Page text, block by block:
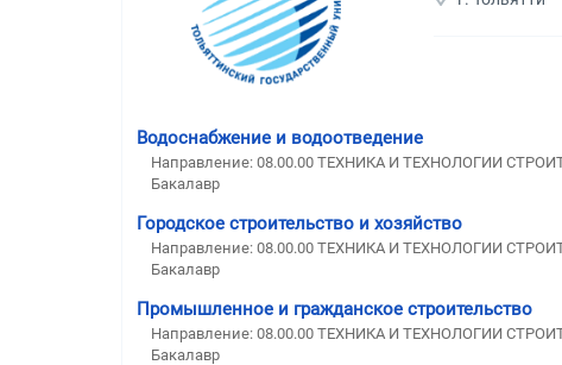
Водоснабжение и водоотведение
Направление: 08.00.00 ТЕХНИКА И ТЕХНОЛОГИИ
Бакалавр
Городское строительство и хозяйство
Направление: 08.00.00 ТЕХНИКА И ТЕХНОЛОГИИ
Бакалавр
Промышленное и гражданское строительство
Направление: 08.00.00 ТЕХНИКА И ТЕХНОЛОГИИ
Бакалавр